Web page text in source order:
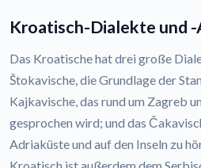
Kroatisch-Dialekte und
Das Kroatische hat drei große
Štokavische, die Grundlage der
Kajkavische, das rund um Zagreb
gesprochen wird; und das
Adriaküste und auf den Inseln zu